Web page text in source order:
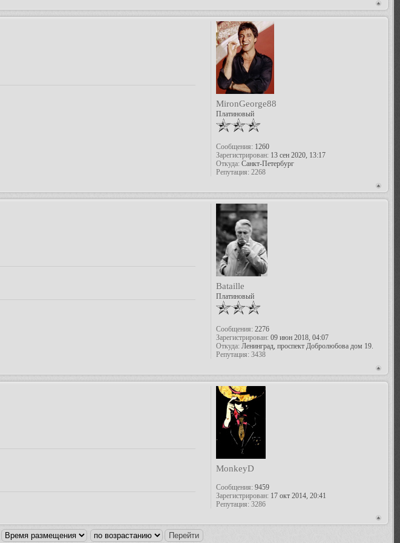
MironGeorge88
Платиновый
Сообщения:1260
Зарегистрирован:13 сен 2020, 13:17
Откуда:Санкт-Петербург
Репутация: 2268
Bataille
Платиновый
Сообщения:2276
Зарегистрирован:09 июн 2018, 04:07
Откуда:Ленинград, проспект Добролюбова дом 19.
Репутация: 3438
MonkeyD
Сообщения:9459
Зарегистрирован:17 окт 2014, 20:41
Репутация: 3286